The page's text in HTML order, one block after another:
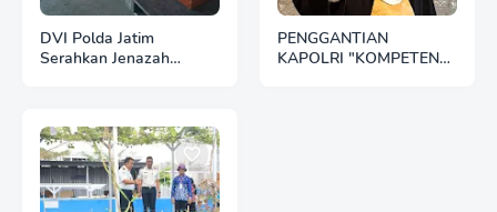
DVI Polda Jatim
Serahkan Jenazah
PENGGANTIAN
KAPOLRI "KOMPETENSI